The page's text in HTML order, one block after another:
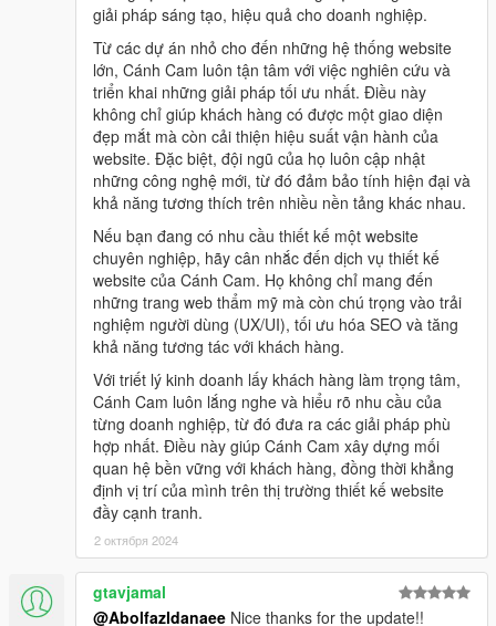
giải pháp sáng tạo, hiệu quả cho doanh nghiệp.
Từ các dự án nhỏ cho đến những hệ thống website
lớn, Cánh Cam luôn tận tâm với việc nghiên cứu và
triển khai những giải pháp tối ưu nhất. Điều này
không chỉ giúp khách hàng có được một giao diện
đẹp mắt mà còn cải thiện hiệu suất vận hành của
website. Đặc biệt, đội ngũ của họ luôn cập nhật
những công nghệ mới, từ đó đảm bảo tính hiện đại và
khả năng tương thích trên nhiều nền tảng khác nhau.
Nếu bạn đang có nhu cầu thiết kế một website
chuyên nghiệp, hãy cân nhắc đến dịch vụ thiết kế
website của Cánh Cam. Họ không chỉ mang đến
những trang web thẩm mỹ mà còn chú trọng vào trải
nghiệm người dùng (UX/UI), tối ưu hóa SEO và tăng
khả năng tương tác với khách hàng.
Với triết lý kinh doanh lấy khách hàng làm trọng tâm,
Cánh Cam luôn lắng nghe và hiểu rõ nhu cầu của
từng doanh nghiệp, từ đó đưa ra các giải pháp phù
hợp nhất. Điều này giúp Cánh Cam xây dựng mối
quan hệ bền vững với khách hàng, đồng thời khẳng
định vị trí của mình trên thị trường thiết kế website
đầy cạnh tranh.
2 октября 2024
gtavjamal
@Abolfazldanaee Nice thanks for the update!!